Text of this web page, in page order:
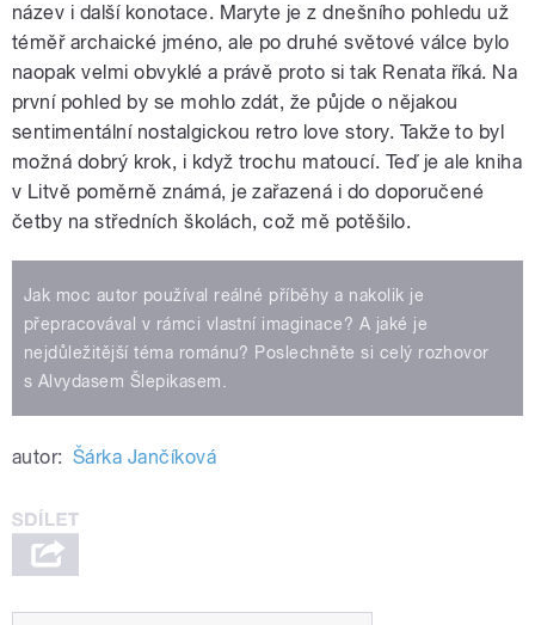
název i další konotace. Maryte je z dnešního pohledu už
téměř archaické jméno, ale po druhé světové válce bylo
naopak velmi obvyklé a právě proto si tak Renata říká. Na
první pohled by se mohlo zdát, že půjde o nějakou
sentimentální nostalgickou retro love story. Takže to byl
možná dobrý krok, i když trochu matoucí. Teď je ale kniha
v Litvě poměrně známá, je zařazená i do doporučené
četby na středních školách, což mě potěšilo.
Jak moc autor používal reálné příběhy a nakolik je
přepracovával v rámci vlastní imaginace? A jaké je
nejdůležitější téma románu? Poslechněte si celý rozhovor
s Alvydasem Šlepikasem.
autor: Šárka Jančíková